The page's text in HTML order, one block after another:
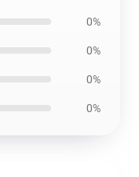
0%
0%
0%
0%